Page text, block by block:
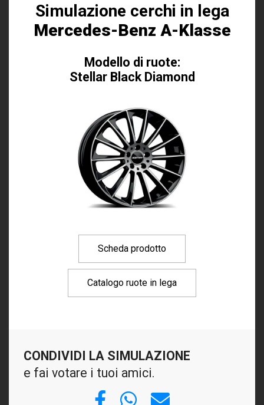
Simulazione cerchi in lega
Mercedes-Benz A-Klasse
Modello di ruote:
Stellar Black Diamond
Scheda prodotto
Catalogo ruote in lega
CONDIVIDI LA SIMULAZIONE
e fai votare i tuoi amici.